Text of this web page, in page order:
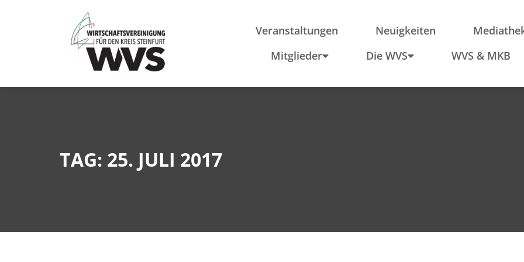
Veranstaltungen Neuigkeiten
Mitglieder
Die WVS WVS & MKB
Anfahrt
TAG: 25. JULI 2017